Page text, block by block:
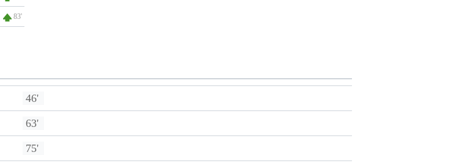
83'
46'
63'
75'